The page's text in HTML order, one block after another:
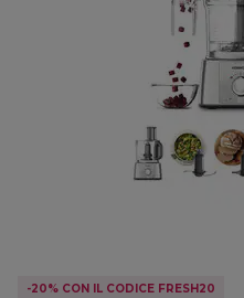
-20% CON IL CODICE FRESH20